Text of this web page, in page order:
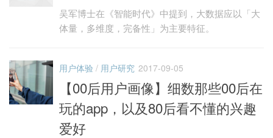
吴军博士在《智能时代》中提到，大数据应以「大
体量，多维度，完备性」为主要特征。
用户体验 / 用户研究 2017-09-05
【00后用户画像】细数那些00后在
玩的app，以及80后看不懂的兴趣
爱好